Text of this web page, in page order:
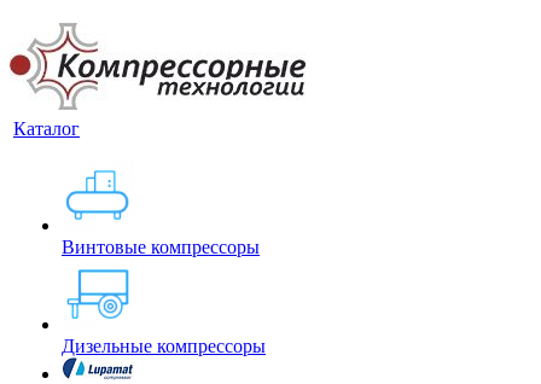
Каталог
Винтовые компрессоры
Дизельные компрессоры